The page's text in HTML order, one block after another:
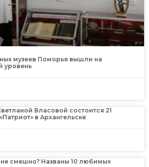
музеев Поморья вышли на
уровень
Власовой состоится 21
в Архангельске
не смешно? Названы 10 любимых